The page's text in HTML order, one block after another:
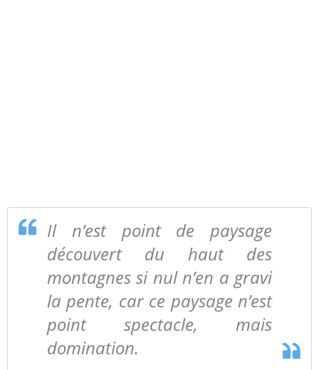
Il n’est point de paysage
découvert du haut des
montagnes si nul n’en a gravi
la pente, car ce paysage n’est
point spectacle, mais
domination.